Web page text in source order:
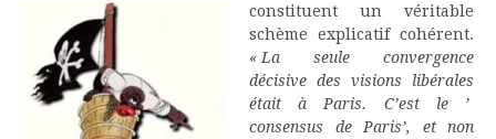
constituent un véritable
schème explicatif cohérent.
« La seule convergence
décisive des visions libérales
était à Paris. C’est le ’
consensus de Paris’, et non